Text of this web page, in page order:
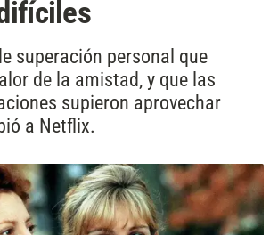
superación personal que
de la amistad, y que las
supieron aprovechar
a Netflix.